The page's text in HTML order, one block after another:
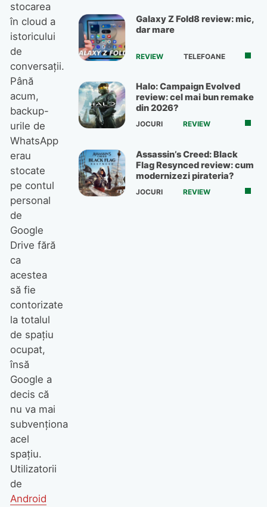
stocarea
în cloud a
istoricului
de
conversații.
Până
acum,
backup-
urile de
WhatsApp
erau
stocate
pe contul
personal
de
Google
Drive fără
ca
acestea
să fie
contorizate
la totalul
de spațiu
ocupat,
însă
Google a
decis că
nu va mai
subvenționa
acel
spațiu.
Utilizatorii
de
Android
Galaxy Z Fold8 review: mic,
dar mare
REVIEW TELEFOANE
Halo: Campaign Evolved
review: cel mai bun remake
din 2026?
JOCURI REVIEW
Assassin’s Creed: Black
Flag Resynced review: cum
modernizezi pirateria?
JOCURI REVIEW